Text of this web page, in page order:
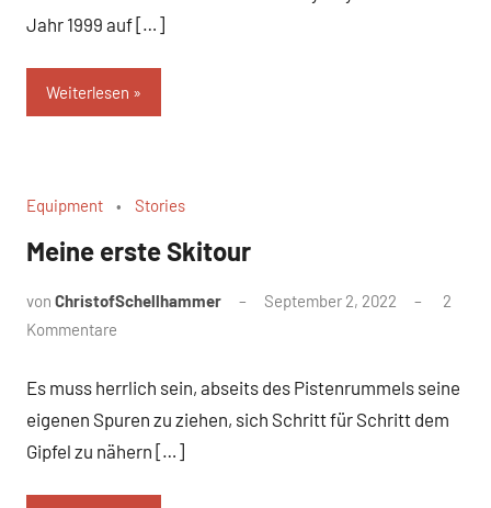
Jahr 1999 auf […]
Weiterlesen
Equipment Stories
Meine erste Skitour
von ChristofSchellhammer September 2, 2022
2
Kommentare
Es muss herrlich sein, abseits des Pistenrummels seine
eigenen Spuren zu ziehen, sich Schritt für Schritt dem
Gipfel zu nähern […]